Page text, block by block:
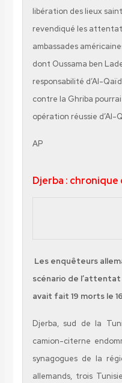
libération des lieux
revendiqué les
ambassades
dont Oussama ben
responsabilité d’Al-
contre la Ghriba
opération réussie d’Al-
AP
Djerba :
Les enquêteurs
scénario de l’attentat
avait fait 19 morts le
Djerba, sud de la
camion-citerne
synagogues de la
allemands, trois